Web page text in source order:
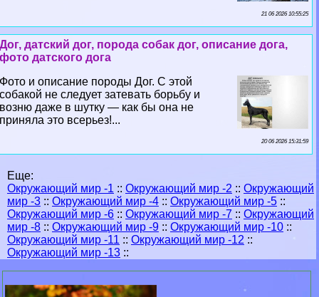
21 06 2026 10:55:25
Дог, датский дог, порода собак дог, описание дога,
фото датского дога
Фото и описание породы Дог. С этой
собакой не следует затевать борьбу и
возню даже в шутку — как бы она не
приняла это всерьез!...
20 06 2026 15:31:59
Еще:
Окружающий мир -1 :: Окружающий мир -2 :: Окружающий
мир -3 :: Окружающий мир -4 :: Окружающий мир -5 ::
Окружающий мир -6 :: Окружающий мир -7 :: Окружающий
мир -8 :: Окружающий мир -9 :: Окружающий мир -10 ::
Окружающий мир -11 :: Окружающий мир -12 ::
Окружающий мир -13 ::